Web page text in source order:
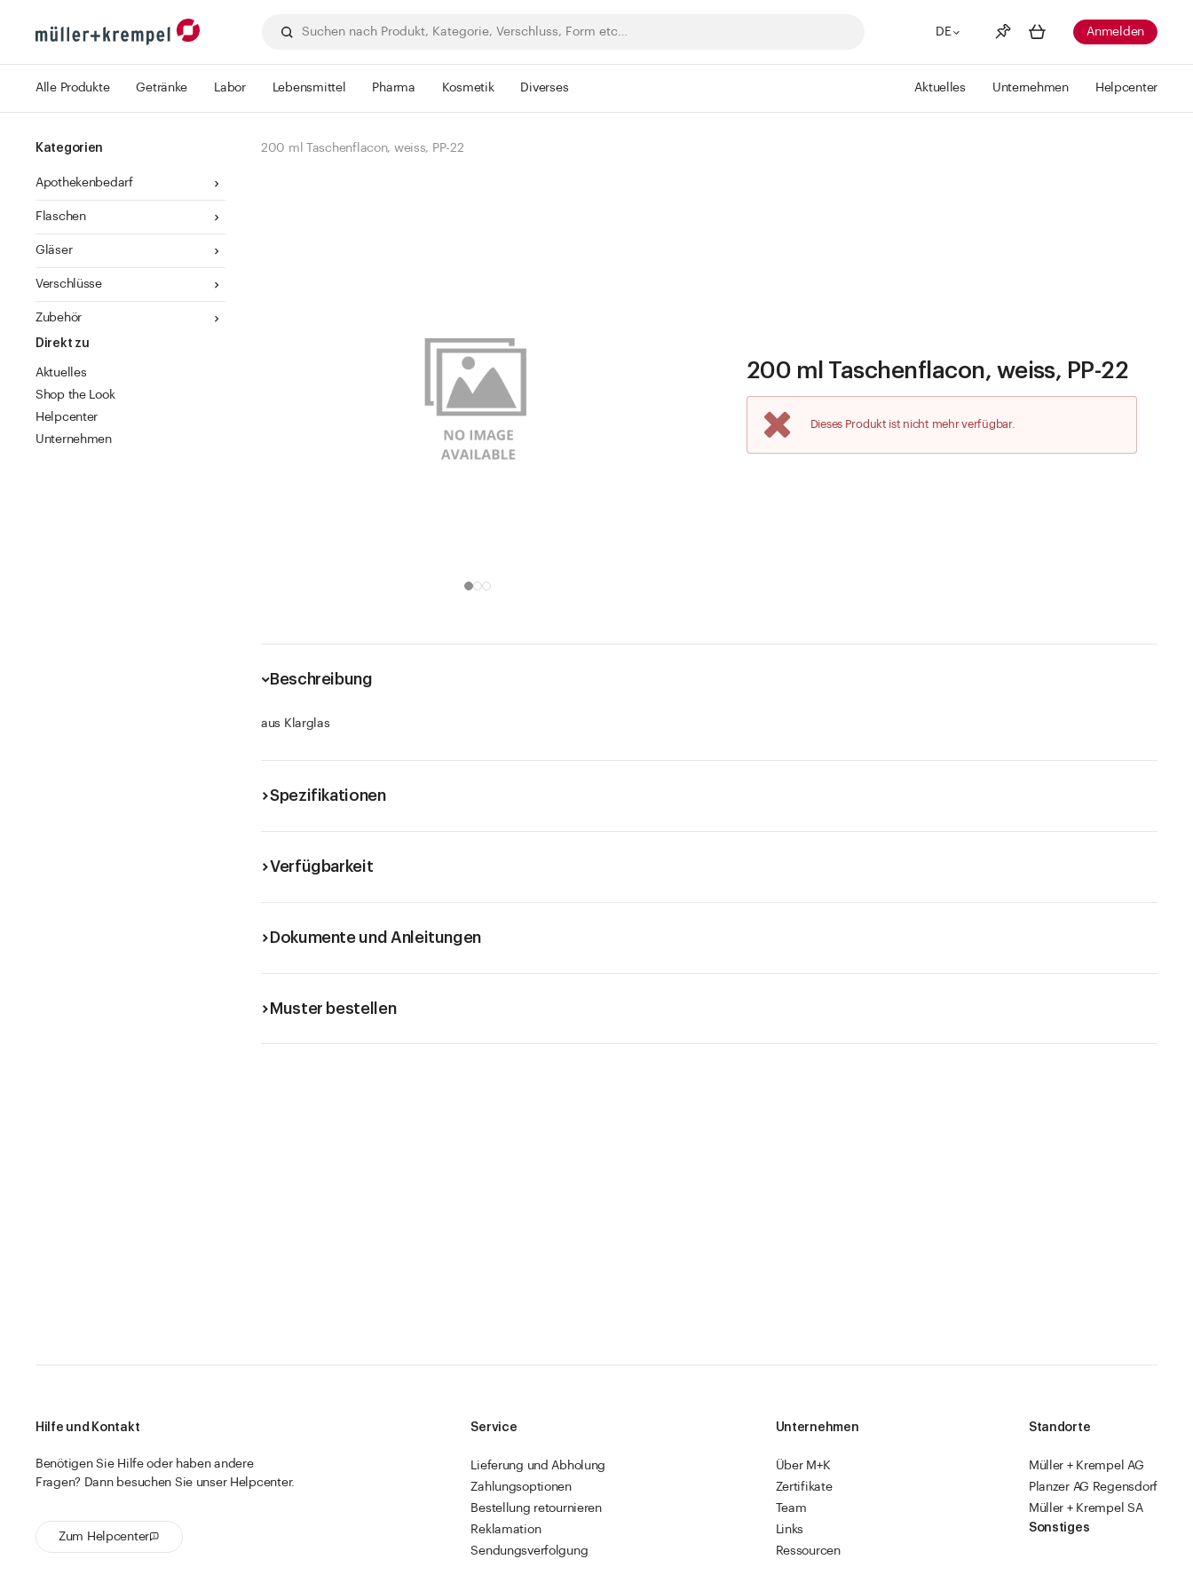
DE
Merkliste Mehr anzeigen
Zu den Merklisten
Anmelden
Alle Produkte Getränke Labor Lebensmittel Pharma Kosmetik Diverses Aktuelles Unternehmen Helpcenter
Kategorien
Apothekenbedarf
Flaschen
Gläser
Verschlüsse
Zubehör
Direkt zu
Aktuelles
Shop the Look
Helpcenter
Unternehmen
200 ml Taschenflacon, weiss, PP-22
200 ml Taschenflacon, weiss, PP-22
Dieses Produkt ist nicht mehr verfügbar.
Beschreibung
aus Klarglas
Spezifikationen
Verfügbarkeit
Dokumente und Anleitungen
Muster bestellen
Hilfe und Kontakt
Benötigen Sie Hilfe oder haben andere
Fragen? Dann besuchen Sie unser Helpcenter.
Zum Helpcenter
Service
Lieferung und Abholung
Zahlungsoptionen
Bestellung retournieren
Reklamation
Sendungsverfolgung
Unternehmen
Über M+K
Zertifikate
Team
Links
Ressourcen
Standorte
Müller + Krempel AG
Planzer AG Regensdorf
Müller + Krempel SA
Sonstiges